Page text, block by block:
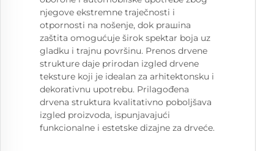
njegove ekstremne traječnosti i
otpornosti na nošenje, dok prашina
zaštita omogućuje širok spektar boja uz
gladku i trajnu površinu. Prenos drvene
strukture daje prirodan izgled drvene
teksture koji je idealan za arhitektonsku i
dekorativnu upotrebu. Prilagođena
drvena struktura kvalitativno poboljšava
izgled proizvoda, ispunjavajući
funkcionalne i estetske dizajne za drveće.